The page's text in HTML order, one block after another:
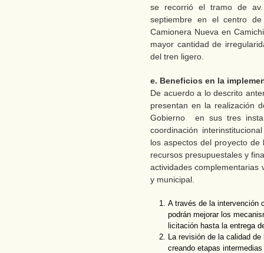
se recorrió el tramo de
septiembre en el centro
Camionera Nueva en
mayor cantidad de
del tren ligero.
e. Beneficios en la
De acuerdo a lo descrito
presentan en la realización
Gobierno en sus tres
coordinación
los aspectos del proyecto
recursos presupuestales y
actividades complementarias
y municipal.
A través de la intervención
podrán mejorar los
licitación hasta la entrega
La revisión de la calidad
creando etapas